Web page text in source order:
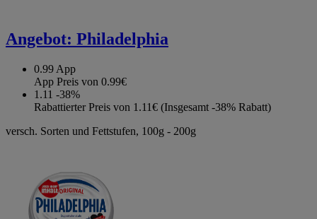
Angebot: Philadelphia
0.99 App
App Preis von 0.99€
1.11 -38%
Rabattierter Preis von 1.11€ (Insgesamt -38% Rabatt)
versch. Sorten und Fettstufen, 100g - 200g